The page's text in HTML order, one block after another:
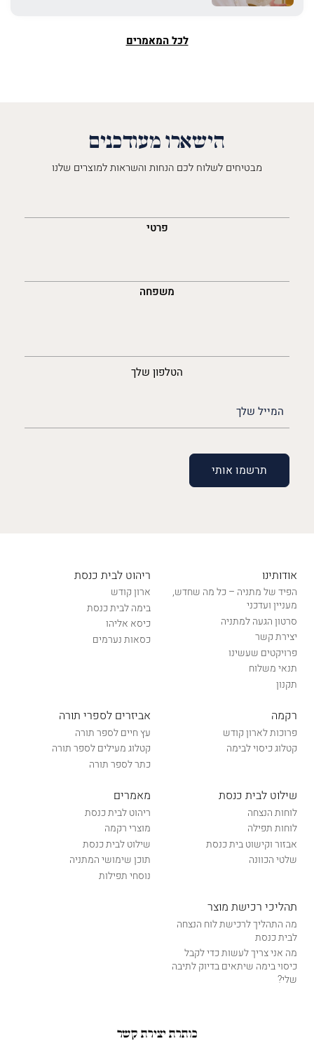
לכל המאמרים
הישארו מעודכנים
מבטיחים לשלוח לכם הנחות והשראות למוצרים שלנו
פרטי
משפחה
הטלפון שלך
(חובה)
אודותינו
הפיד של מתניה – כל מה שחדש,
מעניין ועדכני
סרטון הגעה למתניה
יצירת קשר
פרויקטים שעשינו
תנאי משלוח
תקנון
ריהוט לבית כנסת
ארון קודש
בימה לבית כנסת
כיסא אליהו
כסאות נערמים
רקמה
פרוכות לארון קודש
קטלוג כיסוי לבימה
אביזרים לספרי תורה
עץ חיים לספר תורה
קטלוג מעילים לספר תורה
כתר לספר תורה
שילוט לבית כנסת
לוחות הנצחה
לוחות תפילה
אבזור וקישוט בית כנסת
שלטי הכוונה
מאמרים
ריהוט לבית כנסת
מוצרי רקמה
שילוט לבית כנסת
תוכן שימושי המתניה
נוסחי תפילות
תהליכי רכישת מוצר
מה התהליך לרכישת לוח הנצחה
לבית כנסת
מה אני צריך לעשות כדי לקבל
כיסוי בימה שיתאים בדיוק לתיבה
שלי?
כותרת יצירת קשר